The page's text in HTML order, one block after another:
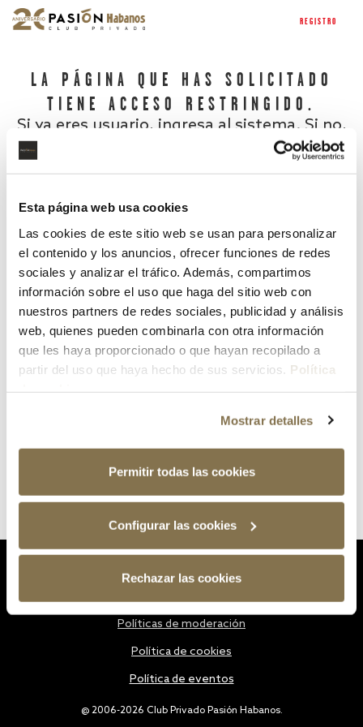
Esta página web usa cookies
Las cookies de este sitio web se usan para personalizar
el contenido y los anuncios, ofrecer funciones de redes
sociales y analizar el tráfico. Además, compartimos
información sobre el uso que haga del sitio web con
nuestros partners de redes sociales, publicidad y análisis
web, quienes pueden combinarla con otra información
que les haya proporcionado o que hayan recopilado a
partir del uso que haya hecho de sus servicios. Política
Mostrar detalles
Permitir todas las cookies
Configurar las cookies
Rechazar las cookies
REGISTRO
LA PÁGINA QUE HAS SOLICITADO
TIENE ACCESO RESTRINGIDO.
Si ya eres usuario, ingresa al sistema. Si no,
¿Has olvidado tu contraseña?
@ 2006-2026 Club Privado Pasión Habanos.
Políticas de moderación
Política de cookies
Política de eventos